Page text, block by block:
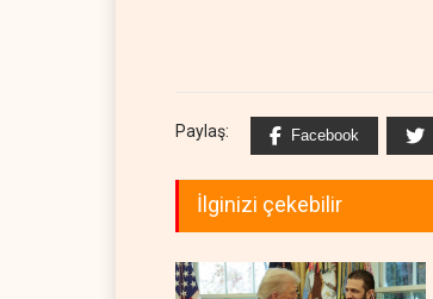
Paylaş: Facebook
İlginizi çekebilir